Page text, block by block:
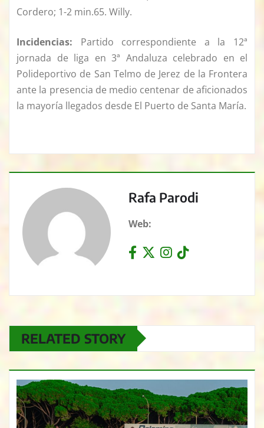
Cordero; 1-2 min.65. Willy.
Incidencias: Partido correspondiente a la 12ª
jornada de liga en 3ª Andaluza celebrado en el
Polideportivo de San Telmo de Jerez de la Frontera
ante la presencia de medio centenar de aficionados
la mayoría llegados desde El Puerto de Santa María.
Rafa Parodi
Web:
RELATED STORY